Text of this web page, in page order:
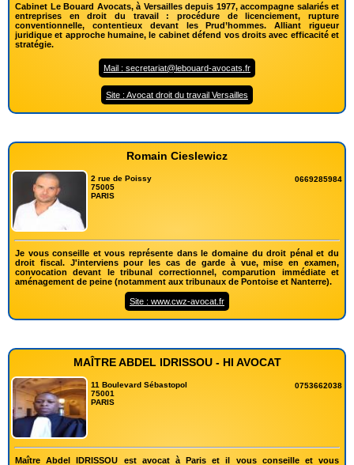
Cabinet Le Bouard Avocats, à Versailles depuis 1977, accompagne salariés et
entreprises en droit du travail : procédure de licenciement, rupture
conventionnelle, contentieux devant les Prud’hommes. Alliant rigueur
juridique et approche humaine, le cabinet défend vos droits avec efficacité et
stratégie.
Mail : secretariat@lebouard-avocats.fr
Site : Avocat droit du travail Versailles
Romain Cieslewicz
2 rue de Poissy
75005
PARIS
0669285984
Je vous conseille et vous représente dans le domaine du droit pénal et du
droit fiscal. J'interviens pour les cas de garde à vue, mise en examen,
convocation devant le tribunal correctionnel, comparution immédiate et
aménagement de peine (notamment aux tribunaux de Pontoise et Nanterre).
Site : www.cwz-avocat.fr
MAÎTRE ABDEL IDRISSOU - HI AVOCAT
11 Boulevard Sébastopol
75001
PARIS
0753662038
Maître Abdel IDRISSOU est avocat à Paris et il vous conseille et vous